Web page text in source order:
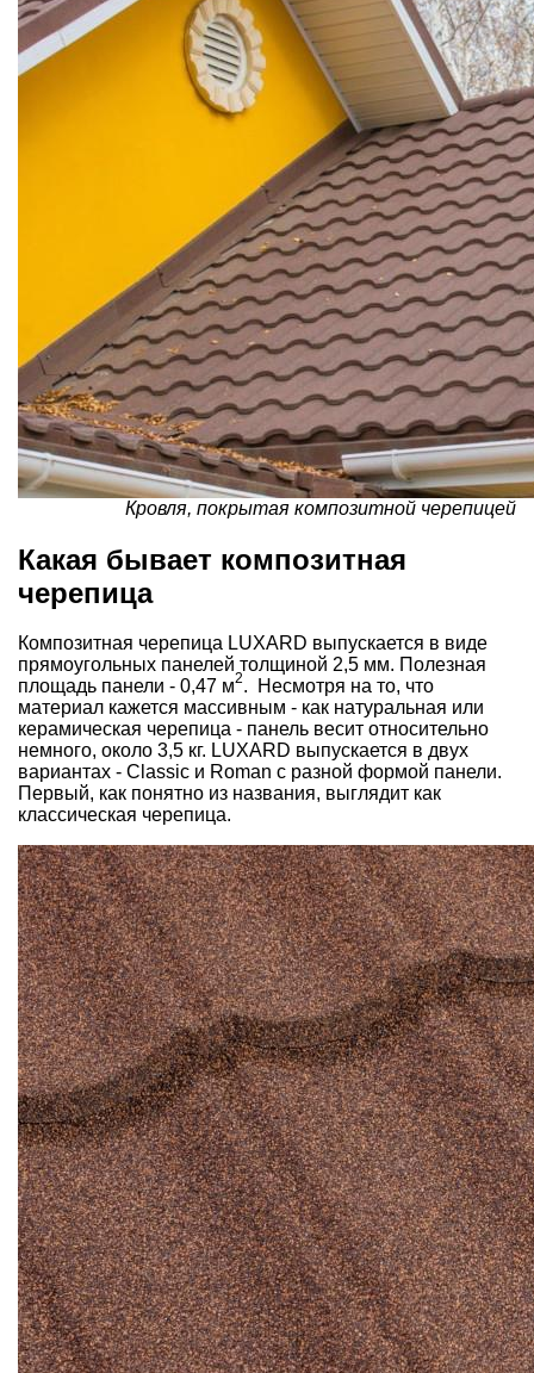
Кровля, покрытая композитной черепицей
Какая бывает композитная
черепица
Композитная черепица LUXARD выпускается в виде
прямоугольных панелей толщиной 2,5 мм. Полезная
площадь панели - 0,47 м2. Несмотря на то, что
материал кажется массивным - как натуральная или
керамическая черепица - панель весит относительно
немного, около 3,5 кг. LUXARD выпускается в двух
вариантах - Classic и Roman с разной формой панели.
Первый, как понятно из названия, выглядит как
классическая черепица.